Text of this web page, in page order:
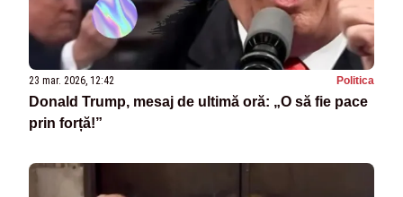
23 mar. 2026, 12:42 Politica
Donald Trump, mesaj de ultimă oră: „O să fie pace
prin forță!”